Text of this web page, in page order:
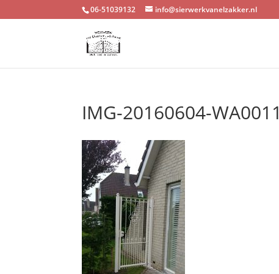
06-51039132 info@sierwerkvanelzakker.nl
IMG-20160604-WA0011